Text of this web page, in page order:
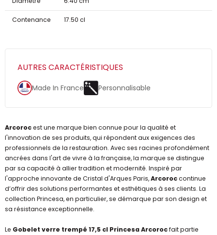
Contenance 17.50 cl
AUTRES CARACTÉRISTIQUES
Made In France Personnalisable
Arcorocest une marque bien connue pour la qualité et
l'innovation de ses produits, qui répondent aux exigences des
professionnels de la restauration. Avec ses racines profondément
ancrées dans l'art de vivre à la française, la marque se distingue
par sa capacité à allier tradition et modernité. Inspiré par
l'approche innovante de Cristal d'Arques Paris,Arcoroccontinue
d’offrir des solutions performantes et esthétiques à ses clients. La
collection Princesa, en particulier, se démarque par son design et
sa résistance exceptionnelle.
Le Gobelet verre trempé 17,5 cl Princesa Arcorocfait partie